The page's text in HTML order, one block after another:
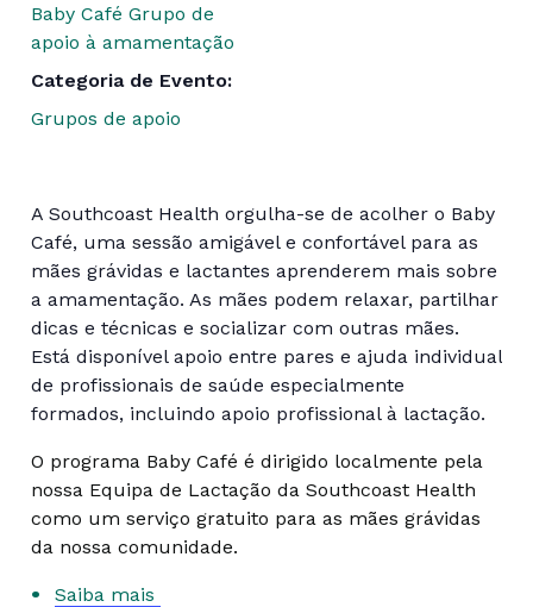
Baby Café Grupo de
apoio à amamentação
Categoria de Evento:
Grupos de apoio
A Southcoast Health orgulha-se de acolher o Baby
Café, uma sessão amigável e confortável para as
mães grávidas e lactantes aprenderem mais sobre
a amamentação. As mães podem relaxar, partilhar
dicas e técnicas e socializar com outras mães.
Está disponível apoio entre pares e ajuda individual
de profissionais de saúde especialmente
formados, incluindo apoio profissional à lactação.
O programa Baby Café é dirigido localmente pela
nossa Equipa de Lactação da Southcoast Health
como um serviço gratuito para as mães grávidas
da nossa comunidade.
Saiba mais